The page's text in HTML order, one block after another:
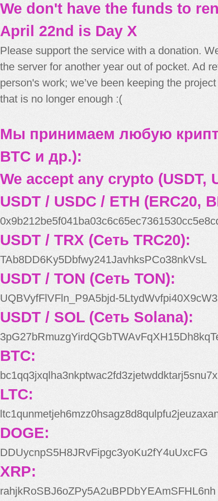
We don't have the funds to
April 22nd is Day X
Please support the service with a donation.
the server for another year out of pocket. Ad
person's work; we’ve been keeping the
that is no longer enough :(
Мы принимаем любую
BTC и др.):
We accept any crypto (USDT,
USDT / USDC / ETH (ERC20,
USDT / TRX (Сеть TRC20):
TAb8DD6Ky5Dbfwy241JavhksPCo38nkVsL
USDT / TON (Сеть TON):
UQBVyfFlVFln_P9A5bjd-
USDT / SOL (Сеть Solana):
BTC:
bc1qq3jxqlha3nkptwac2fd3zjetwddktarj5snu7x
LTC:
DOGE:
DDUycnpS5H8JRvFipgc3yoKu2fY4uUxcFG
XRP:
rahjkRoSBJ6oZPy5A2uBPDbYEAmSFHL6nh